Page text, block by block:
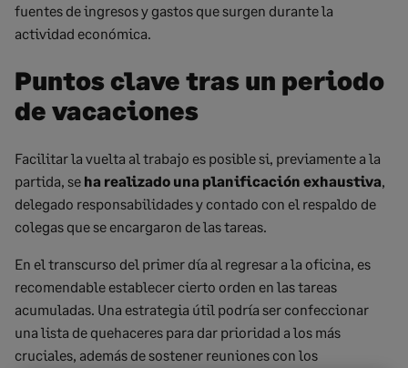
fuentes de ingresos y gastos que surgen durante la
actividad económica.
Puntos clave tras un periodo
de vacaciones
Facilitar la vuelta al trabajo es posible si, previamente a la
partida, se ha realizado una planificación exhaustiva,
delegado responsabilidades y contado con el respaldo de
colegas que se encargaron de las tareas.
En el transcurso del primer día al regresar a la oficina, es
recomendable establecer cierto orden en las tareas
acumuladas. Una estrategia útil podría ser confeccionar
una lista de quehaceres para dar prioridad a los más
cruciales, además de sostener reuniones con los